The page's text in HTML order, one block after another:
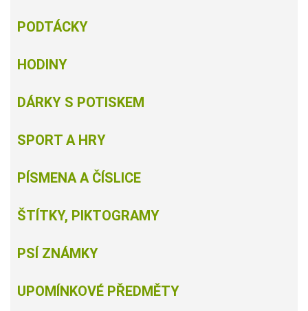
PODTÁCKY
HODINY
DÁRKY S POTISKEM
SPORT A HRY
PÍSMENA A ČÍSLICE
ŠTÍTKY, PIKTOGRAMY
PSÍ ZNÁMKY
UPOMÍNKOVÉ PŘEDMĚTY